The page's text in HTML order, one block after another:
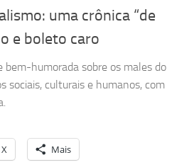
uma crônica “de
e boleto caro
bem-humorada sobre os males do
sociais, culturais e humanos, com
X Mais